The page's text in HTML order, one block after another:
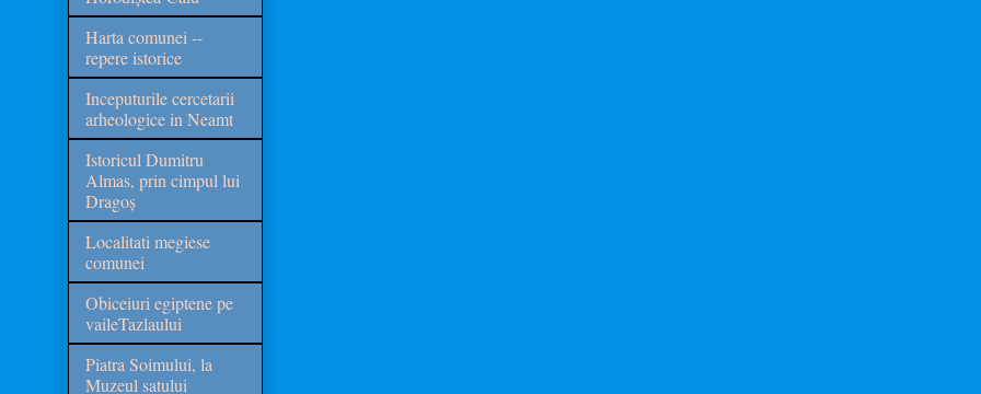
Harta comunei --
repere istorice
Inceputurile cercetarii
arheologice in Neamt
Istoricul Dumitru
Almas, prin cimpul lui
Dragoș
Localitati megiese
comunei
Obiceiuri egiptene pe
vaileTazlaului
Piatra Soimului, la
Muzeul satului